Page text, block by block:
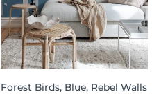
Forest Birds, Blue, Rebel Walls